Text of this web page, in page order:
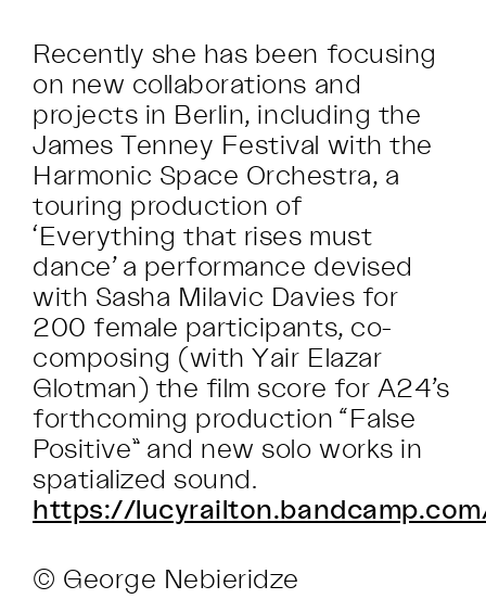
Recently she has been focusing
on new collaborations and
projects in Berlin, including the
James Tenney Festival with the
Harmonic Space Orchestra, a
touring production of
‘Everything that rises must
dance’ a performance devised
with Sasha Milavic Davies for
200 female participants, co-
composing (with Yair Elazar
Glotman) the film score for A24’s
forthcoming production “False
Positive” and new solo works in
spatialized sound.
https://
© George Nebieridze